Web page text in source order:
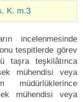
K. m.3
incelenmesinde
tespitlerde görev
taşra teşkilâtınca
mühendisi veya
mühendisi veya